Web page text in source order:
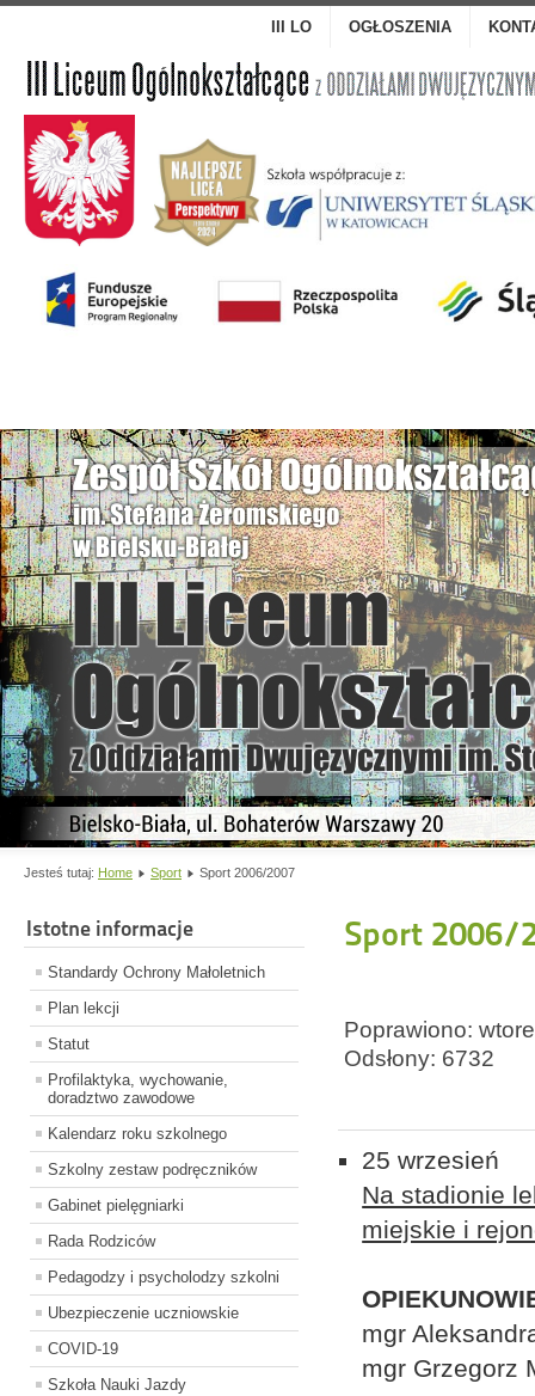
III LO OGŁOSZENIA
Jesteś tutaj: Home Sport Sport 2006/2007
Istotne informacje
Standardy Ochrony Małoletnich
Plan lekcji
Statut
Profilaktyka, wychowanie,
doradztwo zawodowe
Kalendarz roku szkolnego
Szkolny zestaw podręczników
Gabinet pielęgniarki
Rada Rodziców
Pedagodzy i psycholodzy szkolni
Ubezpieczenie uczniowskie
COVID-19
Szkoła Nauki Jazdy
Sport 2006/
Poprawiono:
Odsłony: 6732
25 wrzesień
Na stadionie
miejskie i
mgr
mgr Grzegorz